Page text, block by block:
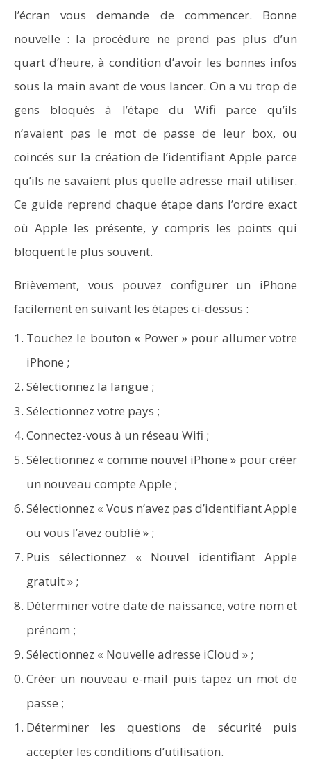
NOW VIEWING
Configurer un iPhone : le guide complet pour créer
Word en PDF : les outils qui respectent la mise en
page
Aspirateurs ECOVACS : Top 9 des meilleurs modèles de
l’écran vous demande de commencer. Bonne
nouvelle : la procédure ne prend pas plus d’un
quart d’heure, à condition d’avoir les bonnes infos
sous la main avant de vous lancer. On a vu trop de
gens bloqués à l’étape du Wifi parce qu’ils
n’avaient pas le mot de passe de leur box, ou
coincés sur la création de l’identifiant Apple parce
qu’ils ne savaient plus quelle adresse mail utiliser.
Ce guide reprend chaque étape dans l’ordre exact
où Apple les présente, y compris les points qui
bloquent le plus souvent.
Brièvement, vous pouvez configurer un iPhone
facilement en suivant les étapes ci-dessus :
Touchez le bouton « Power » pour allumer votre
iPhone ;
Sélectionnez la langue ;
Sélectionnez votre pays ;
Connectez-vous à un réseau Wifi ;
Sélectionnez « comme nouvel iPhone » pour créer
un nouveau compte Apple ;
Sélectionnez « Vous n’avez pas d’identifiant Apple
ou vous l’avez oublié » ;
Puis sélectionnez « Nouvel identifiant Apple
gratuit » ;
Déterminer votre date de naissance, votre nom et
prénom ;
Sélectionnez « Nouvelle adresse iCloud » ;
Créer un nouveau e-mail puis tapez un mot de
passe ;
Déterminer les questions de sécurité puis
accepter les conditions d’utilisation.